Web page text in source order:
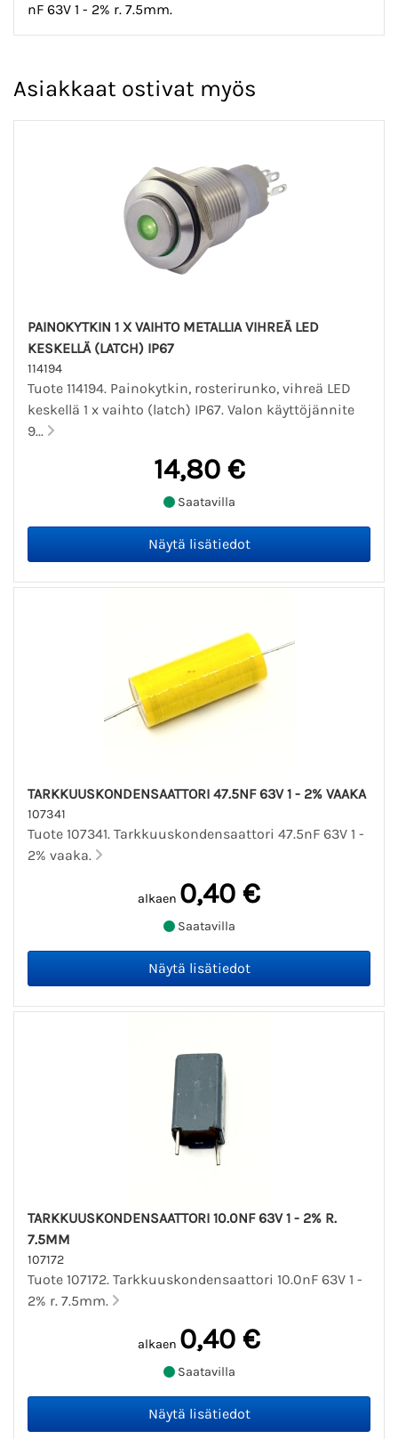
nF 63V 1 - 2% r. 7.5mm.
Asiakkaat ostivat myös
PAINOKYTKIN 1 X VAIHTO METALLIA VIHREÄ LED
KESKELLÄ (LATCH) IP67
114194
Tuote 114194. Painokytkin, rosterirunko, vihreä LED
keskellä 1 x vaihto (latch) IP67. Valon käyttöjännite
9...
14,80 €
Saatavilla
TARKKUUSKONDENSAATTORI 47.5NF 63V 1 - 2% VAAKA
107341
Tuote 107341. Tarkkuuskondensaattori 47.5nF 63V 1 -
2% vaaka.
alkaen 0,40 €
Saatavilla
TARKKUUSKONDENSAATTORI 10.0NF 63V 1 - 2% R.
7.5MM
107172
Tuote 107172. Tarkkuuskondensaattori 10.0nF 63V 1 -
2% r. 7.5mm.
alkaen 0,40 €
Saatavilla